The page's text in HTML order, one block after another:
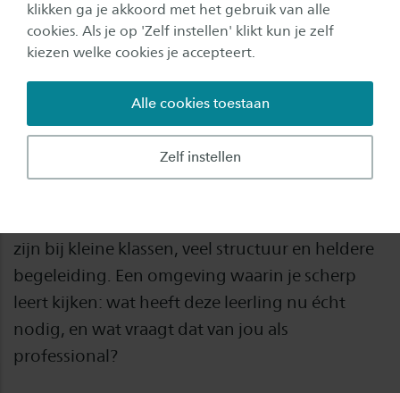
klikken ga je akkoord met het gebruik van alle
cookies. Als je op 'Zelf instellen' klikt kun je zelf
kiezen welke cookies je accepteert.
Zelf instellen
Alle cookies toestaan
Auteur:
Bas de Jong
Publicatiedatum:
18 mei 2026 Leestijd: Minuten
Twintig jaar werken in het onderwijs betekent
niet dat je bent uitgeleerd. Dat merkte Tamara
ten Brinke - Gouman (45) uit Almelo maar al te
zijn bij kleine klassen, veel structuur en heldere
begeleiding. Een omgeving waarin je scherp
leert kijken: wat heeft deze leerling nu écht
nodig, en wat vraagt dat van jou als
professional?